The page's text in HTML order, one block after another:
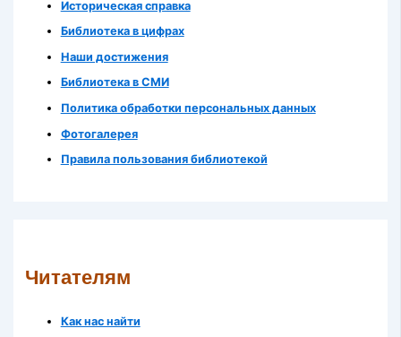
Историческая справка
Библиотека в цифрах
Наши достижения
Библиотека в СМИ
Политика обработки персональных данных
Фотогалерея
Правила пользования библиотекой
Читателям
Как нас найти